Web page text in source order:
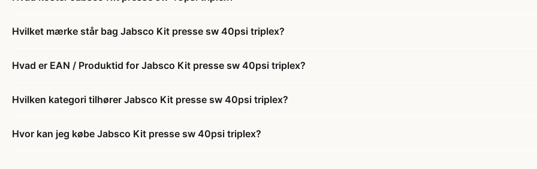
Hvilket mærke står bag Jabsco Kit presse sw 40psi triplex?
Hvad er EAN / Produktid for Jabsco Kit presse sw 40psi triplex?
Hvilken kategori tilhører Jabsco Kit presse sw 40psi triplex?
Hvor kan jeg købe Jabsco Kit presse sw 40psi triplex?